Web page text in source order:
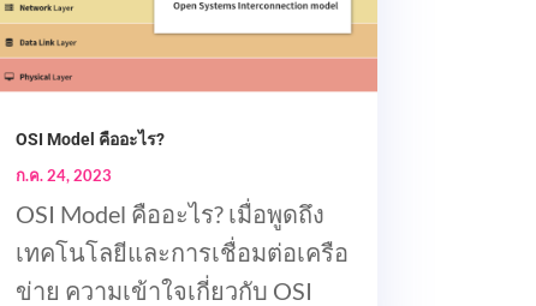
OSI Model คืออะไร?
ก.ค. 24, 2023
OSI Model คืออะไร? เมื่อพูดถึง
เทคโนโลยีและการเชื่อมต่อเครือ
ข่าย ความเข้าใจเกี่ยวกับ OSI